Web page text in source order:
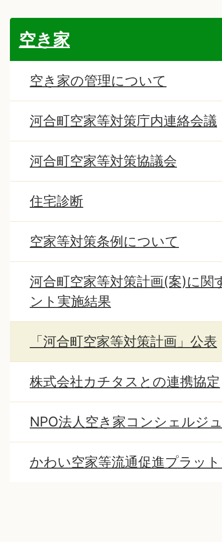
空き家
空き家の管理について
河合町空家等対策庁内連絡会議
河合町空家等対策協議会
住宅診断
空家等対策条例について
河合町空家等対策計画(案)に
ント実施結果
「河合町空家等対策計画」公表
株式会社カチタスとの連携協定
NPO法人空き家コンシェルジ
かわい空家等流通促進プラッ